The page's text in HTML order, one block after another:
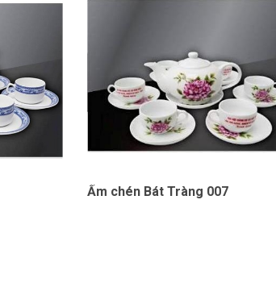
Ấm chén Bát Tràng 007